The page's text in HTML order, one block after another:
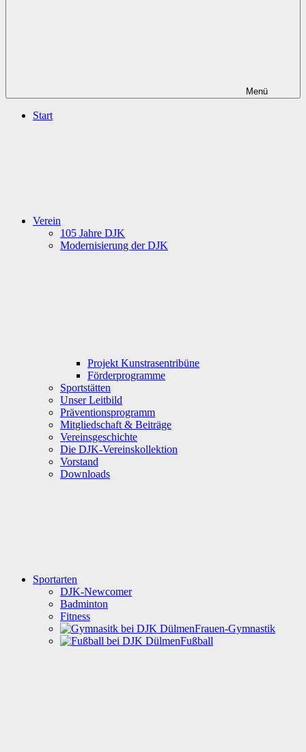
Menü
Start
Verein
105 Jahre DJK
Modernisierung der DJK
Projekt Kunstrasentribüne
Förderprogramme
Sportstätten
Unser Leitbild
Präventionsprogramm
Mitgliedschaft & Beiträge
Vereinsgeschichte
Die DJK-Vereinskollektion
Vorstand
Downloads
Sportarten
DJK-Newcomer
Badminton
Fitness
Frauen-Gymnastik
Fußball